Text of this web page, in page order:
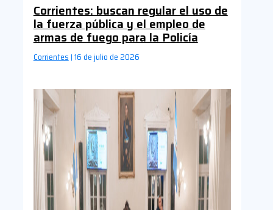
Corrientes: buscan regular el uso de
la fuerza pública y el empleo de
armas de fuego para la Policía
Corrientes | 16 de julio de 2026